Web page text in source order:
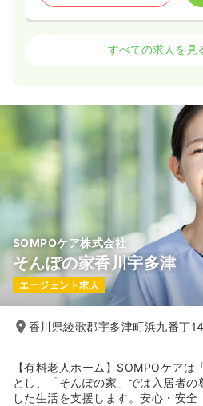
介護・福祉系正看護師
21.2〜24.2 万円 賞与4.2
時間
（休憩60分）
月給24万円以上可
すべての求人を見
SOMPOケア株式会社
そんぽの家香川宇多津
エージェント求人
香川県綾歌郡宇多津町浜九番丁
【有料老人ホーム】SOMPOケアは
とし、「そんぽの家」では入居者
した生活を支援します。安心・安全